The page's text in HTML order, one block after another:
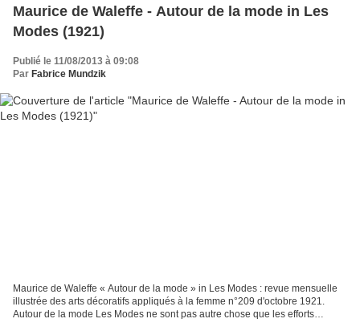
Maurice de Waleffe - Autour de la mode in Les
Modes (1921)
Publié le 11/08/2013 à 09:08
Par Fabrice Mundzik
Maurice de Waleffe « Autour de la mode » in Les Modes : revue mensuelle
illustrée des arts décoratifs appliqués à la femme n°209 d'octobre 1921.
Autour de la mode Les Modes ne sont pas autre chose que les efforts